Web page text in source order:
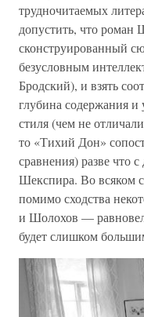
трудночитаемых
допустить, что роман
сконструированный
безусловным
Бродский), и взять
глубина содержания и
стиля (чем не
то «Тихий Дон»
сравнения) разве что
Шекспира. Во всяком
помимо сходства
и Шолохов —
будет слишком